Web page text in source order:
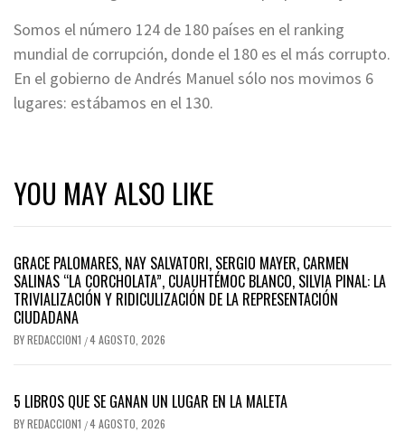
Somos el número 124 de 180 países en el ranking
mundial de corrupción, donde el 180 es el más corrupto.
En el gobierno de Andrés Manuel sólo nos movimos 6
lugares: estábamos en el 130.
YOU MAY ALSO LIKE
GRACE PALOMARES, NAY SALVATORI, SERGIO MAYER, CARMEN
SALINAS “LA CORCHOLATA”, CUAUHTÉMOC BLANCO, SILVIA PINAL: LA
TRIVIALIZACIÓN Y RIDICULIZACIÓN DE LA REPRESENTACIÓN
CIUDADANA
BYREDACCION1 /4 AGOSTO, 2026
5 LIBROS QUE SE GANAN UN LUGAR EN LA MALETA
BYREDACCION1 /4 AGOSTO, 2026